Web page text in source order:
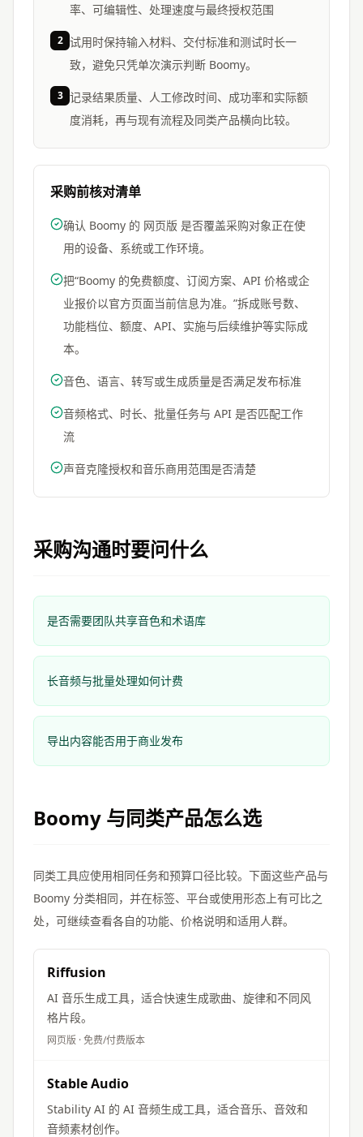
率、可编辑性、处理速度与最终授权范围
2 试用时保持输入材料、交付标准和测试时长一
致，避免只凭单次演示判断 Boomy。
3 记录结果质量、人工修改时间、成功率和实际额
度消耗，再与现有流程及同类产品横向比较。
采购前核对清单
确认 Boomy 的 网页版 是否覆盖采购对象正在使
用的设备、系统或工作环境。
把“Boomy 的免费额度、订阅方案、API 价格或企
业报价以官方页面当前信息为准。”拆成账号数、
功能档位、额度、API、实施与后续维护等实际成
本。
音色、语言、转写或生成质量是否满足发布标准
音频格式、时长、批量任务与 API 是否匹配工作
流
声音克隆授权和音乐商用范围是否清楚
采购沟通时要问什么
是否需要团队共享音色和术语库
长音频与批量处理如何计费
导出内容能否用于商业发布
Boomy 与同类产品怎么选
同类工具应使用相同任务和预算口径比较。下面这些产品与
Boomy 分类相同，并在标签、平台或使用形态上有可比之
处，可继续查看各自的功能、价格说明和适用人群。
Riffusion
AI 音乐生成工具，适合快速生成歌曲、旋律和不同风
格片段。
网页版 ·免费/付费版本
Stable Audio
Stability AI 的 AI 音频生成工具，适合音乐、音效和
音频素材创作。